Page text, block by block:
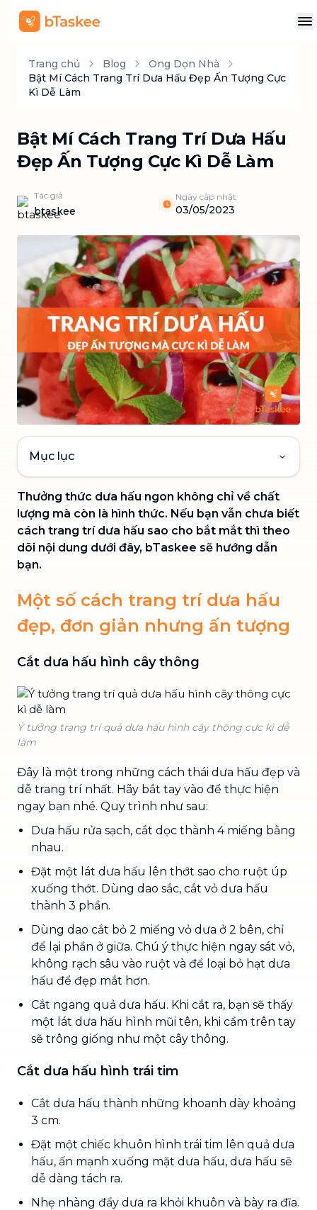
Trang chủ Blog
Ong Dọn Nhà
Bật Mí Cách Trang Trí Dưa Hấu Đẹp Ấn Tượng Cực
Kì Dễ Làm
Bật Mí Cách Trang Trí Dưa Hấu
Đẹp Ấn Tượng Cực Kì Dễ Làm
Tác giả
btaskee
Ngày cập nhật
03/05/2023
Mục lục
Thưởng thức dưa hấu ngon không chỉ về chất
lượng mà còn là hình thức. Nếu bạn vẫn chưa biết
cách trang trí dưa hấu sao cho bắt mắt thì theo
dõi nội dung dưới đây, bTaskee sẽ hướng dẫn
bạn.
Một số cách trang trí dưa hấu
đẹp, đơn giản nhưng ấn tượng
Cắt dưa hấu hình cây thông
Ý tưởng trang trí quả dưa hấu hình cây thông cực kì dễ
làm
Đây là một trong những cách thái dưa hấu đẹp và
dễ trang trí nhất. Hãy bắt tay vào để thực hiện
ngay bạn nhé. Quy trình như sau:
Dưa hấu rửa sạch, cắt dọc thành 4 miếng bằng
nhau.
Đặt một lát dưa hấu lên thớt sao cho ruột úp
xuống thớt. Dùng dao sắc, cắt vỏ dưa hấu
thành 3 phần.
Dùng dao cắt bỏ 2 miếng vỏ dưa ở 2 bên, chỉ
để lại phần ở giữa. Chú ý thực hiện ngay sát vỏ,
không rạch sâu vào ruột và để loại bỏ hạt dưa
hấu để đẹp mắt hơn.
Cắt ngang quả dưa hấu. Khi cắt ra, bạn sẽ thấy
một lát dưa hấu hình mũi tên, khi cầm trên tay
sẽ trông giống như một cây thông.
Cắt dưa hấu hình trái tim
Cắt dưa hấu thành những khoanh dày khoảng
3 cm.
Đặt một chiếc khuôn hình trái tim lên quả dưa
hấu, ấn mạnh xuống mặt dưa hấu, dưa hấu sẽ
dễ dàng tách ra.
Nhẹ nhàng đẩy dưa ra khỏi khuôn và bày ra đĩa.